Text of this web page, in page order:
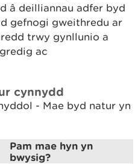
â deilliannau adfer byd
gefnogi gweithredu ar
trwy gynllunio a
ac
cynnydd
- Mae byd natur yn
Pam mae hyn yn
bwysig?